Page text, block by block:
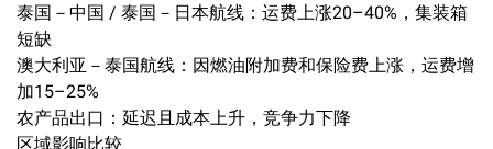
泰国－中国 / 泰国－日本航线：运费上涨20–40%，集装箱
短缺
澳大利亚－泰国航线：因燃油附加费和保险费上涨，运费增
加15–25%
农产品出口：延迟且成本上升，竞争力下降
区域影响比较